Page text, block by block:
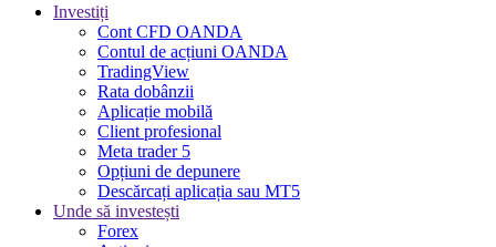
Investiți
Cont CFD OANDA
Contul de acțiuni OANDA
TradingView
Rata dobânzii
Aplicație mobilă
Client profesional
Meta trader 5
Opțiuni de depunere
Descărcați aplicația sau MT5
Unde să investești
Forex